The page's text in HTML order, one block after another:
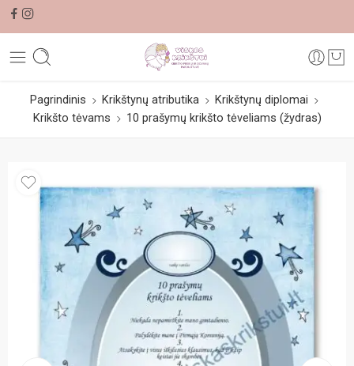
Pagrindinis Krikštynų atributika
Krikštynų diplomai
Krikšto tėvams
10 prašymų krikšto tėveliams (žydras)